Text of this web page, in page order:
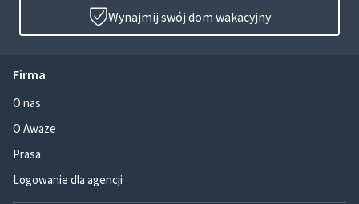
Wynajmij swój dom wakacyjny
Firma
O nas
O Awaze
Prasa
Logowanie dla agencji